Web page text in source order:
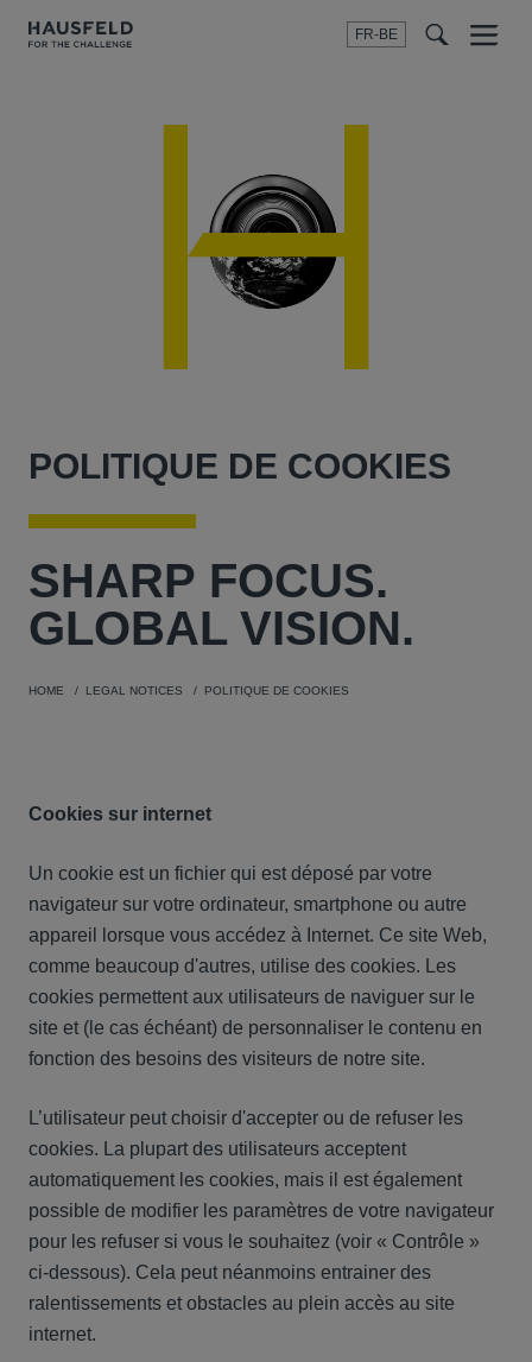
FR-BE
Menu
POLITIQUE DE COOKIES
SHARP FOCUS.
GLOBAL VISION.
HOME LEGAL NOTICES POLITIQUE DE COOKIES
Cookies sur internet
Un cookie est un fichier qui est déposé par votre
navigateur sur votre ordinateur, smartphone ou autre
appareil lorsque vous accédez à Internet. Ce site Web,
comme beaucoup d'autres, utilise des cookies. Les
cookies permettent aux utilisateurs de naviguer sur le
site et (le cas échéant) de personnaliser le contenu en
fonction des besoins des visiteurs de notre site.
L’utilisateur peut choisir d'accepter ou de refuser les
cookies. La plupart des utilisateurs acceptent
automatiquement les cookies, mais il est également
possible de modifier les paramètres de votre navigateur
pour les refuser si vous le souhaitez (voir « Contrôle »
ci-dessous). Cela peut néanmoins entrainer des
ralentissements et obstacles au plein accès au site
internet.